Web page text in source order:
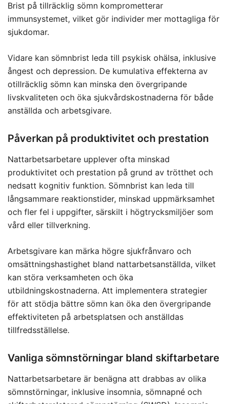
Brist på tillräcklig sömn komprometterar
immunsystemet, vilket gör individer mer mottagliga för
sjukdomar.
Vidare kan sömnbrist leda till psykisk ohälsa, inklusive
ångest och depression. De kumulativa effekterna av
otillräcklig sömn kan minska den övergripande
livskvaliteten och öka sjukvårdskostnaderna för både
anställda och arbetsgivare.
Påverkan på produktivitet och prestation
Nattarbetsarbetare upplever ofta minskad
produktivitet och prestation på grund av trötthet och
nedsatt kognitiv funktion. Sömnbrist kan leda till
långsammare reaktionstider, minskad uppmärksamhet
och fler fel i uppgifter, särskilt i högtrycksmiljöer som
vård eller tillverkning.
Arbetsgivare kan märka högre sjukfrånvaro och
omsättningshastighet bland nattarbetsanställda, vilket
kan störa verksamheten och öka
utbildningskostnaderna. Att implementera strategier
för att stödja bättre sömn kan öka den övergripande
effektiviteten på arbetsplatsen och anställdas
tillfredsställelse.
Vanliga sömnstörningar bland skiftarbetare
Nattarbetsarbetare är benägna att drabbas av olika
sömnstörningar, inklusive insomnia, sömnapné och